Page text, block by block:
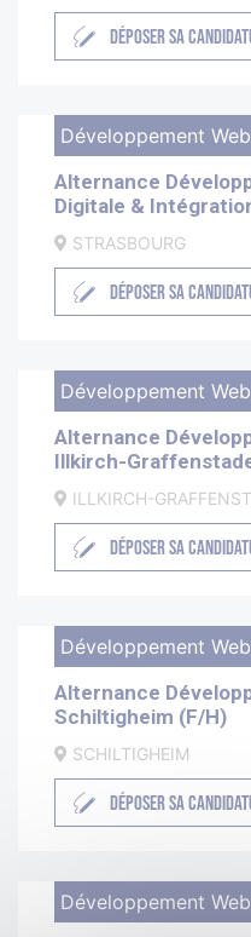
DÉPOSER SA
Développement
Alternance
Digitale &
STRASBOURG
DÉPOSER SA
Développement
Alternance
Illkirch-
ILLKIRCH-
DÉPOSER SA
Développement
Alternance
Schiltigheim (F/H)
SCHILTIGHEIM
DÉPOSER SA
Développement